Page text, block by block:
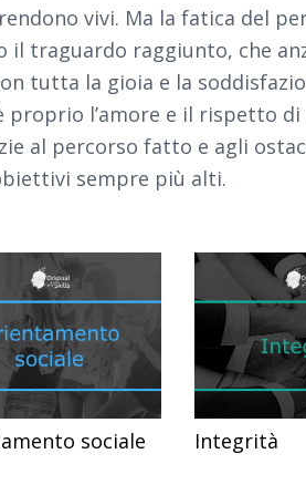
vivi. Ma la fatica del
il traguardo raggiunto, che
tutta la gioia e la
proprio l’amore e il rispetto
al percorso fatto e agli
sempre più alti.
sociale Integrità